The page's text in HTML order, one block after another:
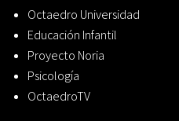
Octaedro Universidad
Educación Infantil
Proyecto Noria
Psicología
OctaedroTV